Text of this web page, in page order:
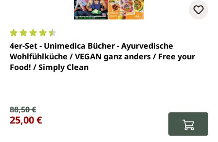
Durchschnittliche Bewertung von 4.6 von 5 Sternen
4er-Set - Unimedica Bücher - Ayurvedische
Wohlfühlküche / VEGAN ganz anders / Free your
Food! / Simply Clean
Verkaufspreis:
Regulärer Preis:
88,50 €
25,00 €